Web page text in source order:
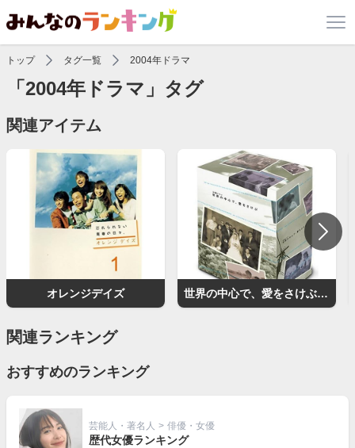
トップ タグ一覧 2004年ドラマ
「2004年ドラマ」タグ
関連アイテム
オレンジデイズ 世界の中心で、愛をさけぶ（ドラマ）
関連ランキング
おすすめのランキング
芸能人・著名人 > 俳優・女優
歴代女優ランキング